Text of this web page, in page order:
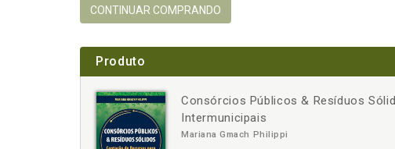
CONTINUAR COMPRANDO
Produto
Consórcios Públicos & Resíduos
Intermunicipais
Mariana Gmach Philippi
- +